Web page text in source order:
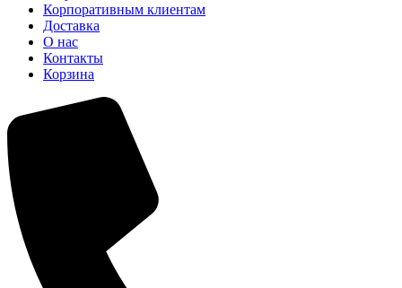
Корпоративным клиентам
Доставка
О нас
Контакты
Корзина